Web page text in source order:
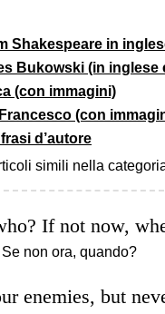
Shakespeare in
Bukowski (in inglese
(con immagini)
(con
d’autore
simili nella
If not now,
non ora, quando?
enemies, but